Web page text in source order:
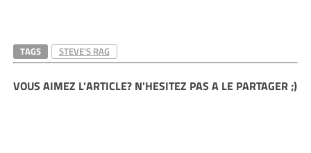
TAGS STEVE'S RAG
VOUS AIMEZ L'ARTICLE? N'HESITEZ PAS A LE PARTAGER ;)